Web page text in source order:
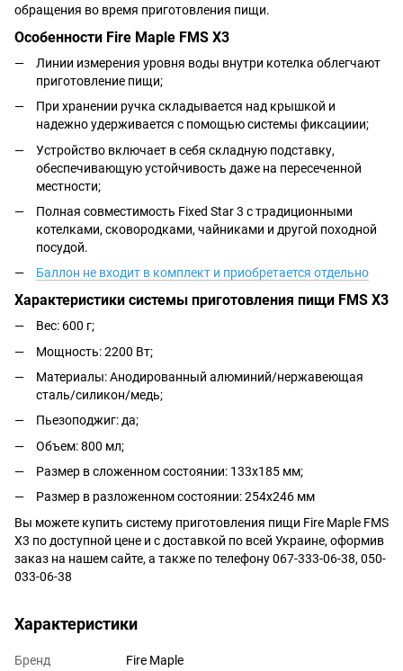
обращения во время приготовления пищи.
Особенности Fire Maple FMS X3
Линии измерения уровня воды внутри котелка облегчают
приготовление пищи;
При хранении ручка складывается над крышкой и
надежно удерживается с помощью системы фиксациии;
Устройство включает в себя складную подставку,
обеспечивающую устойчивость даже на пересеченной
местности;
Полная совместимость Fixed Star 3 с традиционными
котелками, сковородками, чайниками и другой походной
посудой.
Баллон не входит в комплект и приобретается отдельно
Характеристики системы приготовления пищи FMS X3
Вес: 600 г;
Мощность: 2200 Вт;
Материалы: Анодированный алюминий/нержавеющая
сталь/силикон/медь;
Пьезоподжиг: да;
Объем: 800 мл;
Размер в сложенном состоянии: 133x185 мм;
Размер в разложенном состоянии: 254x246 мм
Вы можете купить систему приготовления пищи Fire Maple FMS
X3 по доступной цене и c доставкой по всей Украине, оформив
заказ на нашем сайте, а также по телефону 067-333-06-38, 050-
033-06-38
Характеристики
Бренд Fire Maple